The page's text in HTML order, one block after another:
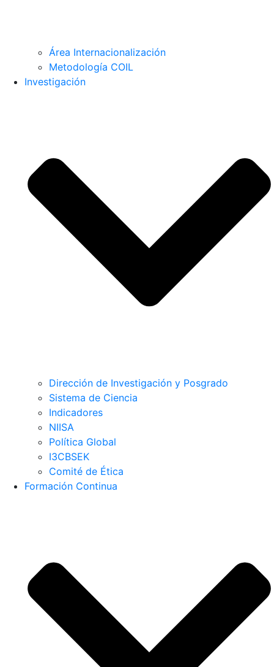
Área Internacionalización
Metodología COIL
Investigación
Dirección de Investigación y Posgrado
Sistema de Ciencia
Indicadores
NIISA
Política Global
I3CBSEK
Comité de Ética
Formación Continua